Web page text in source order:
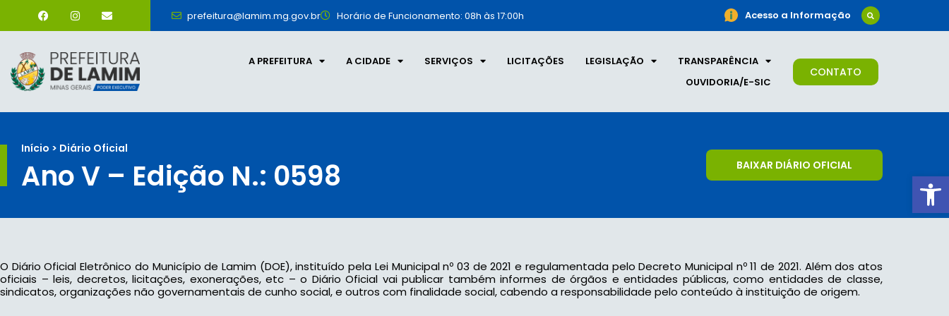
prefeitura@lamim.mg.gov.br Horário de Funcionamento: 08h às 17:00h Acesso a Informação
A PREFEITURA A CIDADE SERVIÇOS LICITAÇÕES LEGISLAÇÃO
TRANSPARÊNCIA
OUVIDORIA/E-SIC
CONTATO
Início > Diário Oficial
Ano V – Edição N.: 0598 BAIXAR DIÁRIO OFICIAL
O Diário Oficial Eletrônico do Município de Lamim (DOE), instituído pela Lei Municipal nº 03 de 2021 e regulamentada pelo Decreto Municipal nº 11 de 2021. Além dos atos
oficiais – leis, decretos, licitações, exonerações, etc – o Diário Oficial vai publicar também informes de órgãos e entidades públicas, como entidades de classe,
sindicatos, organizações não governamentais de cunho social, e outros com finalidade social, cabendo a responsabilidade pelo conteúdo à instituição de origem.